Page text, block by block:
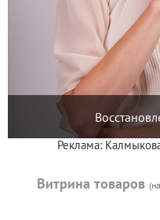
Реклама:
Витрина товаров